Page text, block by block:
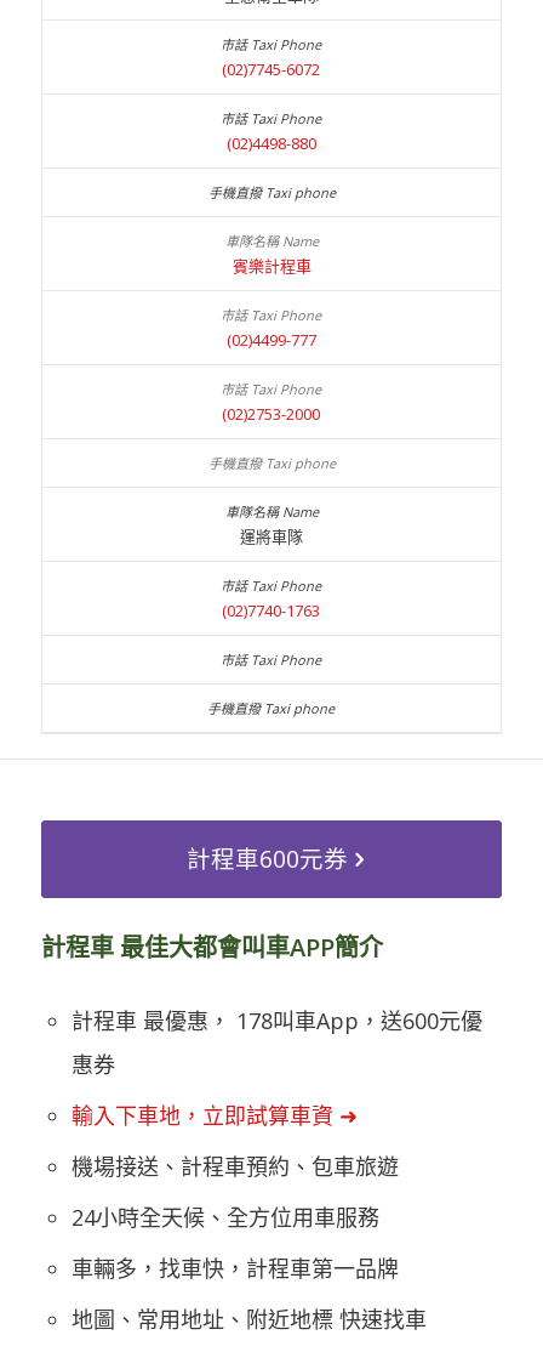
(02)7745-6072
(02)4498-880
賓樂計程車
(02)4499-777
(02)2753-2000
運將車隊
(02)7740-1763
計程車600元券
計程車 最佳大都會叫車APP簡介
計程車 最優惠， 178叫車App，送600元優
惠券
輸入下車地，立即試算車資 ➜
機場接送、計程車預約、包車旅遊
24小時全天候、全方位用車服務
車輛多，找車快，計程車第一品牌
地圖、常用地址、附近地標 快速找車